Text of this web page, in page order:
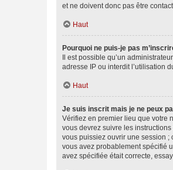
et ne doivent donc pas être
Haut
Pourquoi ne puis-je pas
Il est possible qu’un
adresse IP ou interdit l’utilisation
Haut
Je suis inscrit mais je ne peux
Vérifiez en premier lieu que votre
vous devrez suivre les
vous puissiez ouvrir une session ;
vous avez probablement spécifié
avez spécifiée était correcte,